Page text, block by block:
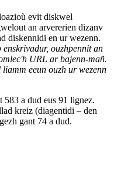
evit diskwel
an arvererien dizanv
diskennidi en ur wezenn.
ouzhpennit an
URL ar bajenn-mañ.
eeun ouzh ur wezenn
a dud eus 91 lignez.
kreiz (diagentidi – den
gant 74 a dud.